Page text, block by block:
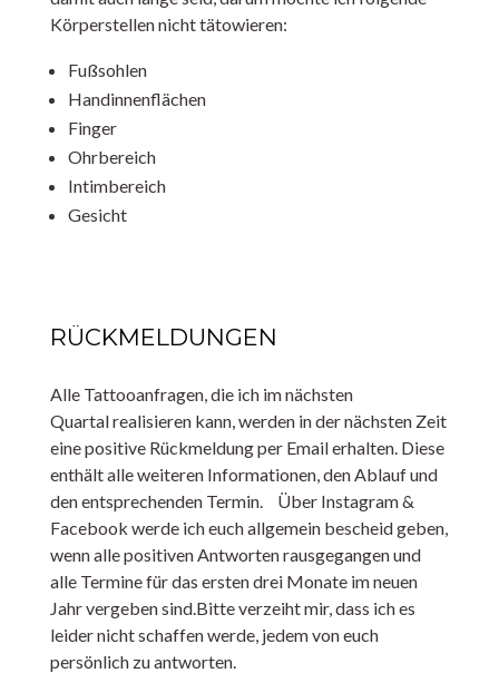
Körperstellen nicht tätowieren:
Fußsohlen
Handinnenflächen
Finger
Ohrbereich
Intimbereich
Gesicht
RÜCKMELDUNGEN
Alle Tattooanfragen, die ich im nächsten
Quartal realisieren kann, werden in der nächsten Zeit
eine positive Rückmeldung per Email erhalten. Diese
enthält alle weiteren Informationen, den Ablauf und
den entsprechenden Termin. Über Instagram &
Facebook werde ich euch allgemein bescheid geben,
wenn alle positiven Antworten rausgegangen und
alle Termine für das ersten drei Monate im neuen
Jahr vergeben sind.Bitte verzeiht mir, dass ich es
leider nicht schaffen werde, jedem von euch
persönlich zu antworten.